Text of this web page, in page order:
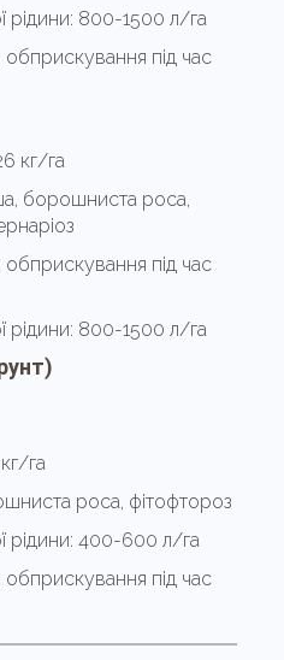
800-1500 л/га
обприскування під час
кг/га
борошниста роса,
обприскування під час
800-1500 л/га
га
роса, фітофтороз
рідини: 400-600 л/га
обприскування під час